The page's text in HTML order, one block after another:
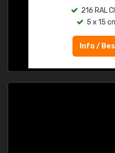
216 RAL
5 x 15
Info /